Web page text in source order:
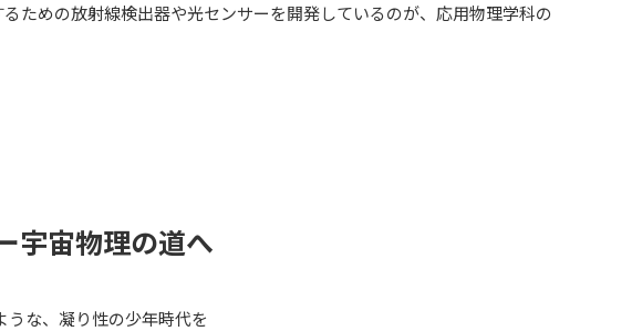
ための放射線検出器や光センサーを開発しているのが、応用物理学科の
宇宙物理の道へ
な、凝り性の少年時代を